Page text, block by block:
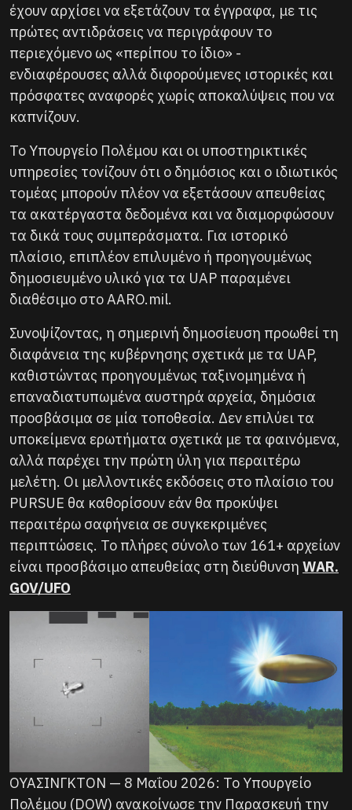
έχουν αρχίσει να εξετάζουν τα έγγραφα, με τις
πρώτες αντιδράσεις να περιγράφουν το
περιεχόμενο ως «περίπου το ίδιο» -
ενδιαφέρουσες αλλά διφορούμενες ιστορικές και
πρόσφατες αναφορές χωρίς αποκαλύψεις που να
καπνίζουν.
Το Υπουργείο Πολέμου και οι υποστηρικτικές
υπηρεσίες τονίζουν ότι ο δημόσιος και ο ιδιωτικός
τομέας μπορούν πλέον να εξετάσουν απευθείας
τα ακατέργαστα δεδομένα και να διαμορφώσουν
τα δικά τους συμπεράσματα. Για ιστορικό
πλαίσιο, επιπλέον επιλυμένο ή προηγουμένως
δημοσιευμένο υλικό για τα UAP παραμένει
διαθέσιμο στο AARO.mil.
Συνοψίζοντας, η σημερινή δημοσίευση προωθεί τη
διαφάνεια της κυβέρνησης σχετικά με τα UAP,
καθιστώντας προηγουμένως ταξινομημένα ή
επαναδιατυπωμένα αυστηρά αρχεία, δημόσια
προσβάσιμα σε μία τοποθεσία. Δεν επιλύει τα
υποκείμενα ερωτήματα σχετικά με τα φαινόμενα,
αλλά παρέχει την πρώτη ύλη για περαιτέρω
μελέτη. Οι μελλοντικές εκδόσεις στο πλαίσιο του
PURSUE θα καθορίσουν εάν θα προκύψει
περαιτέρω σαφήνεια σε συγκεκριμένες
περιπτώσεις. Το πλήρες σύνολο των 161+ αρχείων
είναι προσβάσιμο απευθείας στη διεύθυνση WAR.
GOV/UFO
ΟΥΑΣΙΝΓΚΤΟΝ — 8 Μαΐου 2026: Το Υπουργείο
Πολέμου (DOW) ανακοίνωσε την Παρασκευή την